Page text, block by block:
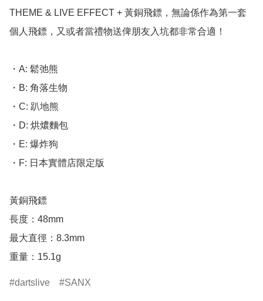
THEME & LIVE EFFECT + 黃銅飛鏢，無論係作為第一套
個人飛鏢，又或者當禮物送俾朋友入坑都非常合適！
・A: 鬆弛熊
・B: 角落生物
・C: 趴地熊
・D: 烘燶麵包
・E: 爆炸狗
・F: 日本實體店限定版
黃銅飛鏢
長度：48mm
最大直徑：8.3mm
重量：15.1g
dartslive SANX